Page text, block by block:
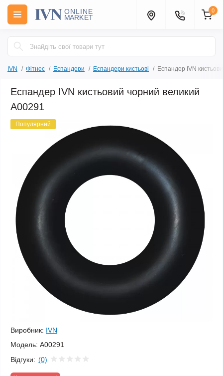
0
IVN Фітнес Еспандери Еспандери кистьові Еспандер IVN
Еспандер IVN кистьовий чорний великий
А00291
Популярний
Виробник: IVN
Модель: А00291
Відгуки: (0)